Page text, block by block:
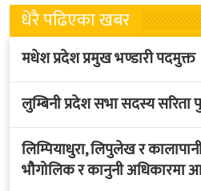
धेरै पढिएका खबर
मधेश प्रदेश प्रमुख भण्डारी पदमुक्त
लुम्बिनी प्रदेश सभा सदस्य सरिता
लिम्पियाधुरा, लिपुलेख र
भौगोलिक र कानुनी अधिकारमा